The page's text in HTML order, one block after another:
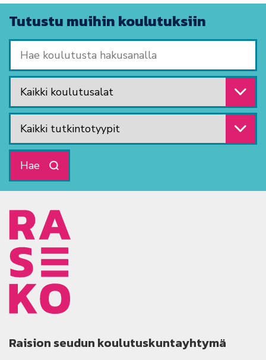
Tutustu muihin koulutuksiin
Valitse koulutusala
Valitse tutkintotyyppi
Raision seudun koulutuskuntayhtymä